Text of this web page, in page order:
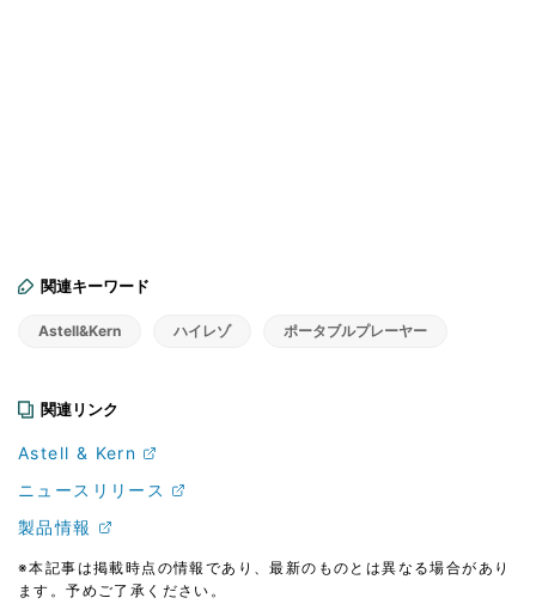
関連キーワード
Astell&Kern ハイレゾ ポータブルプレーヤー
関連リンク
Astell & Kern
ニュースリリース
製品情報
※本記事は掲載時点の情報であり、最新のものとは異なる場合があり
ます。予めご了承ください。